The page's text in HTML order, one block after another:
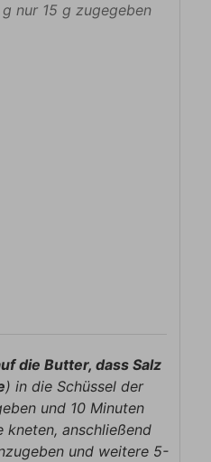
nur 15 g zugegeben
die Butter, dass Salz
) in die Schüssel der
und 10 Minuten
kneten, anschließend
und weitere 5-